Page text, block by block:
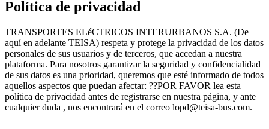
Política de privacidad
TRANSPORTES ELéCTRICOS INTERURBANOS S.A. (De
aquí en adelante TEISA) respeta y protege la privacidad de los datos
personales de sus usuarios y de terceros, que accedan a nuestra
plataforma. Para nosotros garantizar la seguridad y confidencialidad
de sus datos es una prioridad, queremos que esté informado de todos
aquellos aspectos que puedan afectar: ??POR FAVOR lea esta
política de privacidad antes de registrarse en nuestra página, y ante
cualquier duda , nos encontrará en el correo lopd@teisa-bus.com.